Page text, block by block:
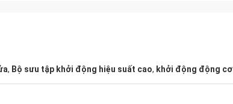
, Bộ sưu tập khởi động hiệu suất cao, khởi động động cơ